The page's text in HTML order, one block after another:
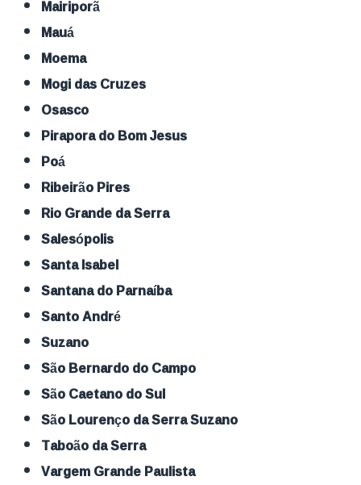
Mairiporã
Mauá
Moema
Mogi das Cruzes
Osasco
Pirapora do Bom Jesus
Poá
Ribeirão Pires
Rio Grande da Serra
Salesópolis
Santa Isabel
Santana do Parnaíba
Santo André
Suzano
São Bernardo do Campo
São Caetano do Sul
São Lourenço da Serra Suzano
Taboão da Serra
Vargem Grande Paulista